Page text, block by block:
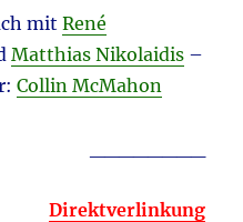
mitRené
Matthias Nikolaidis –
Collin McMahon
Direktverlinkung